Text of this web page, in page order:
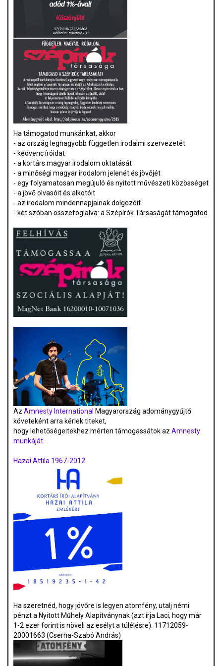
Ha támogatod munkánkat, akkor
- az ország legnagyobb független irodalmi szervezetét
- kedvenc íróidat
- a kortárs magyar irodalom oktatását
- a minőségi magyar irodalom jelenét és jövőjét
- egy folyamatosan megújuló és nyitott művészeti közösséget
- a jövő olvasóit és alkotóit
- az irodalom mindennapjainak dolgozóit
- két szóban összefoglalva: a Szépírók Társaságát támogatod
Az Amnesty International Magyarország adománygyűjtő
követeként arra kérlek titeket,
hogy lehetőségeitekhez mérten támogassátok az Amnesty
munkáját.
Hazai Attila 1967-2012
Ha szeretnéd, hogy jövőre is legyen atomfény, utalj némi
pénzt a Nyitott Műhely Alapítványnak (azt írja Laci, hogy már
1-2 ezer forint is növeli az esélyt a túlélésre). 11712059-
20001663 (Cserna-Szabó András)